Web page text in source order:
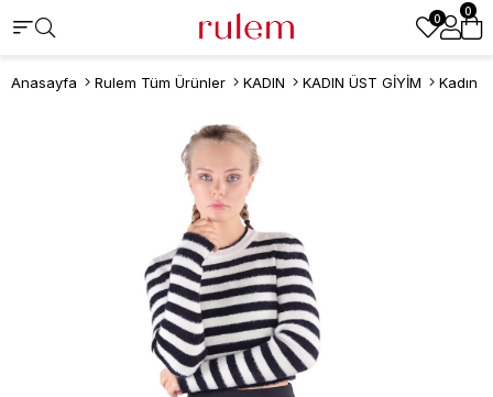
0
0
Anasayfa Rulem Tüm Ürünler KADIN KADIN ÜST GİYİM Kadın